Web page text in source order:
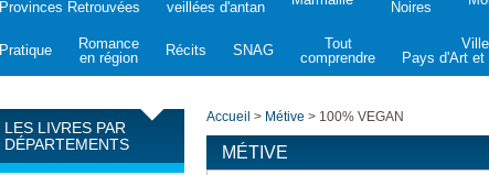
Provinces Retrouvées
veillées d'antan
Noires
Pratique
Romance
en région
Récits SNAG
Tout
comprendre
Ville
Pays d'Art et
LES LIVRES PAR
DÉPARTEMENTS
Accueil > Métive > 100% VEGAN
MÉTIVE